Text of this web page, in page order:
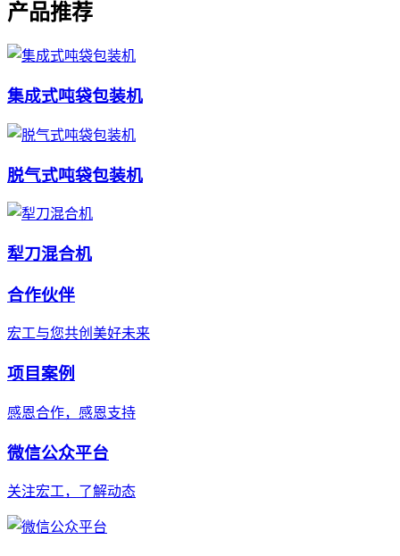
产品推荐
集成式吨袋包装机
脱气式吨袋包装机
犁刀混合机
合作伙伴
宏工与您共创美好未来
项目案例
感恩合作，感恩支持
微信公众平台
关注宏工，了解动态